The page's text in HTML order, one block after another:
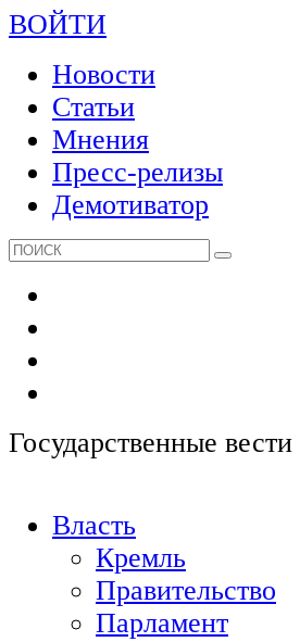
ВОЙТИ
Новости
Статьи
Мнения
Пресс-релизы
Демотиватор
Государственные вести
Власть
Кремль
Правительство
Парламент